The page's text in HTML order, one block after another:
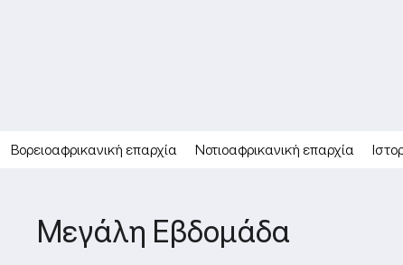
Βορειοαφρικανική επαρχία Νοτιοαφρικανική επαρχία
Μεγάλη Εβδομάδα